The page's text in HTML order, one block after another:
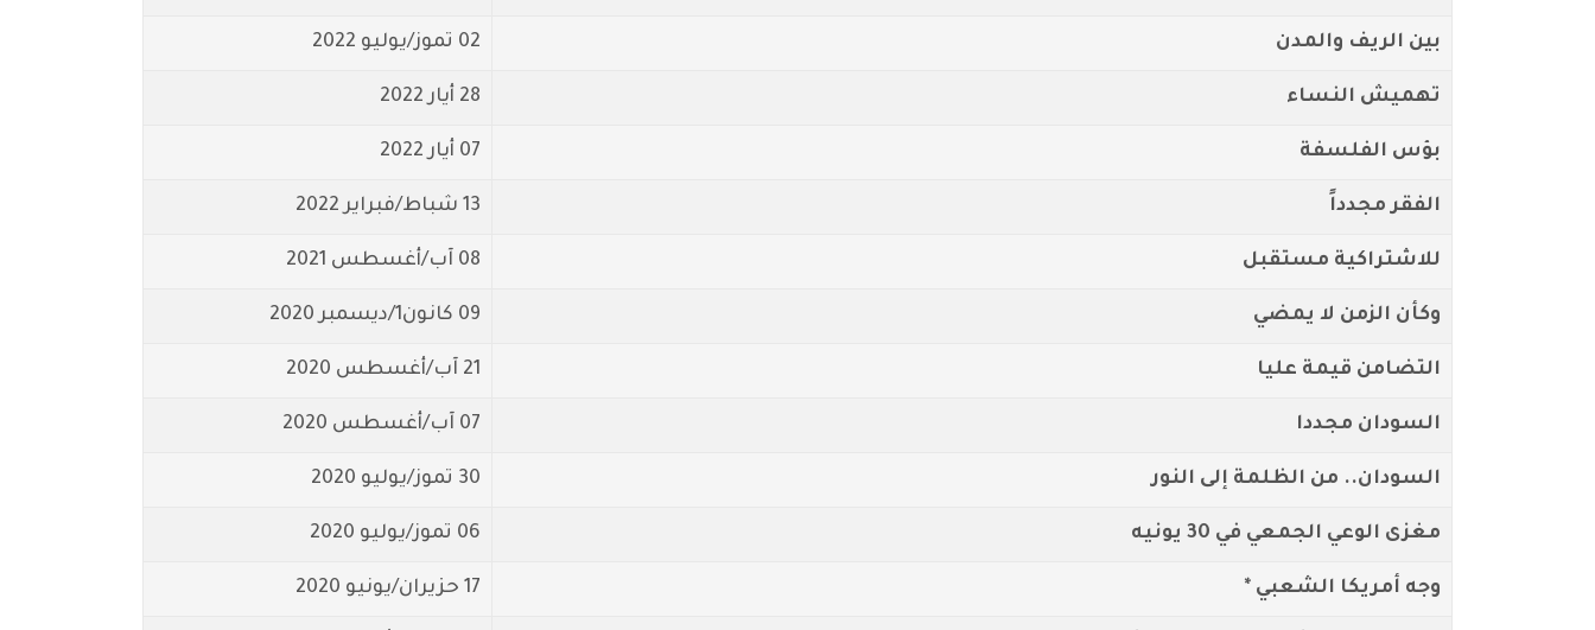
بين الريف والمدن 02 تموز/يوليو 2022
تهميش النساء 28 أيار 2022
بؤس الفلسفة 07 أيار 2022
الفقر مجدداً 13 شباط/فبراير 2022
للاشتراكية مستقبل 08 آب/أغسطس 2021
وكأن الزمن لا يمضي 09 كانون1/ديسمبر 2020
التضامن قيمة عليا 21 آب/أغسطس 2020
السودان مجددا 07 آب/أغسطس 2020
السودان.. من الظلمة إلى النور 30 تموز/يوليو 2020
مغزى الوعي الجمعي في 30 يونيه 06 تموز/يوليو 2020
وجه أمريكا الشعبي * 17 حزيران/يونيو 2020